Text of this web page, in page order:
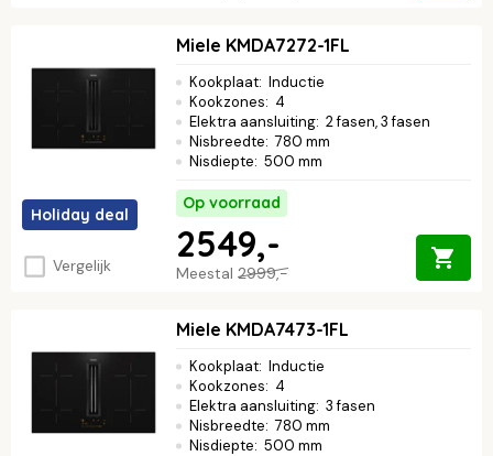
Holiday deal
Vergelijk
Miele KMDA7272-1FL
Kookplaat: Inductie
Kookzones: 4
Elektra aansluiting: 2 fasen, 3 fasen
Nisbreedte: 780 mm
Nisdiepte: 500 mm
Op voorraad
Meestal 2999,-
2549,-
Miele KMDA7473-1FL
Kookplaat: Inductie
Kookzones: 4
Elektra aansluiting: 3 fasen
Nisbreedte: 780 mm
Nisdiepte: 500 mm